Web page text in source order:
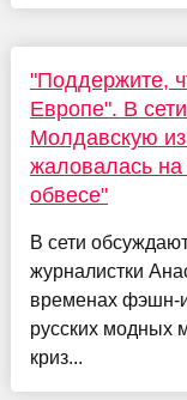
"Поддержите,
Европе". В
Молдавскую
жаловалась
обвесе"
В сети
журналистки
временах фэшн-
русских модных
криз...